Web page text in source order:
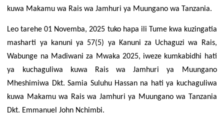
kuwa Makamu wa Rais wa Jamhuri ya Muungano wa Tanzania.
Leo tarehe 01 Novemba, 2025 tuko hapa ili Tume kwa kuzingatia
masharti ya kanuni ya 57(5) ya Kanuni za Uchaguzi wa Rais,
Wabunge na Madiwani za Mwaka 2025, iweze kumkabidhi hati
ya kuchaguliwa kuwa Rais wa Jamhuri ya Muungano
Mheshimiwa Dkt. Samia Suluhu Hassan na hati ya kuchaguliwa
kuwa Makamu wa Rais wa Jamhuri ya Muungano wa Tanzania
Dkt. Emmanuel John Nchimbi.